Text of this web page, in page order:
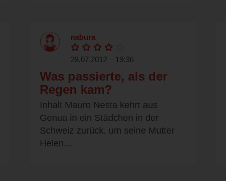
nabura
28.07.2012 – 19:36
Was passierte, als der
Regen kam?
Inhalt Mauro Nesta kehrt aus
Genua in ein Städchen in der
Schweiz zurück, um seine Mutter
Helen...